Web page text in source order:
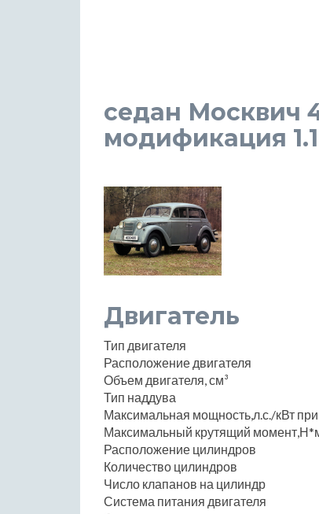
седан Москвич
модификация
Двигатель
Тип двигателя
Расположение двигателя
Объем двигателя, см³
Тип наддува
Максимальная мощность,л.с./кВт
Максимальный крутящий
Расположение цилиндров
Количество цилиндров
Число клапанов на цилиндр
Система питания двигателя